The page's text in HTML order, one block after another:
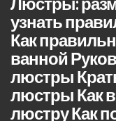
узнать
Как
ванной
люстры
люстры Как
люстру Как